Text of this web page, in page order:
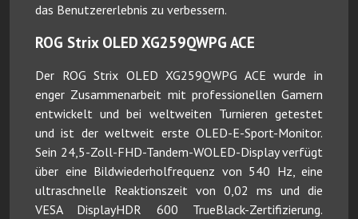
das Benutzererlebnis zu verbessern.
ROG Strix OLED XG259QWPG ACE
Der ROG Strix OLED XG259QWPG ACE wurde in
enger Zusammenarbeit mit professionellen Gamern
entwickelt und bei weltweiten Turnieren getestet
und ist der weltweit erste OLED-E-Sport-Monitor.
Sein 24,5-Zoll-FHD-Tandem-WOLED-Display verfügt
über eine Bildwiederholfrequenz von 540 Hz, eine
ultraschnelle Reaktionszeit von 0,02 ms und die
VESA DisplayHDR 600 TrueBlack-Zertifizierung.